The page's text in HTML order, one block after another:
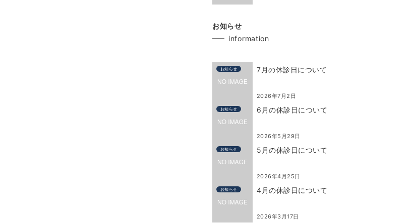
お知らせ
information
お知らせ 7月の休診日について
2026年7月2日
お知らせ 6月の休診日について
2026年5月29日
お知らせ 5月の休診日について
2026年4月25日
お知らせ 4月の休診日について
2026年3月17日